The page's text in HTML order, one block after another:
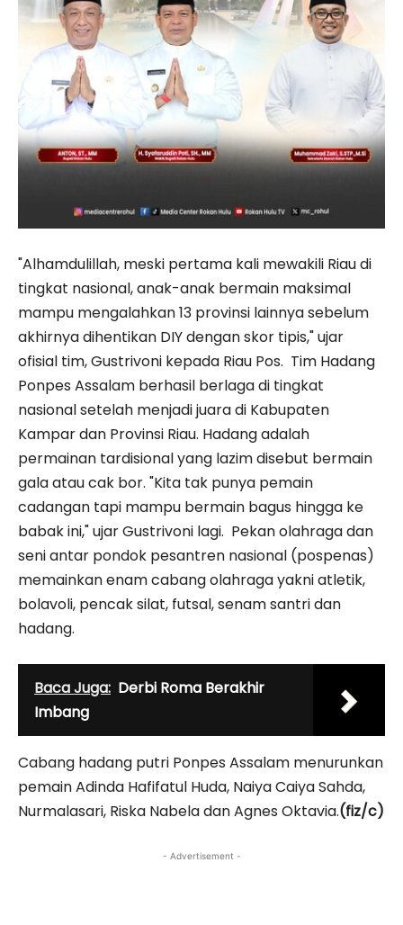
"Alhamdulillah, meski pertama kali mewakili Riau di
tingkat nasional, anak-anak bermain maksimal
mampu mengalahkan 13 provinsi lainnya sebelum
akhirnya dihentikan DIY dengan skor tipis," ujar
ofisial tim, Gustrivoni kepada Riau Pos. Tim Hadang
Ponpes Assalam berhasil berlaga di tingkat
nasional setelah menjadi juara di Kabupaten
Kampar dan Provinsi Riau. Hadang adalah
permainan tardisional yang lazim disebut bermain
gala atau cak bor. "Kita tak punya pemain
cadangan tapi mampu bermain bagus hingga ke
babak ini," ujar Gustrivoni lagi. Pekan olahraga dan
seni antar pondok pesantren nasional (pospenas)
memainkan enam cabang olahraga yakni atletik,
bolavoli, pencak silat, futsal, senam santri dan
hadang.
Baca Juga: Derbi Roma Berakhir
Imbang
Cabang hadang putri Ponpes Assalam menurunkan
pemain Adinda Hafi­fatul Huda, Naiya Caiya Sahda,
Nurmalasari, Riska Nabela dan Agnes Oktavia.(fiz/c)
- Advertisement -